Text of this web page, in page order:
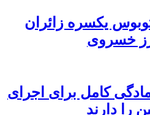
یکسره زائران
خسروی
کامل برای اجرای
را دارند